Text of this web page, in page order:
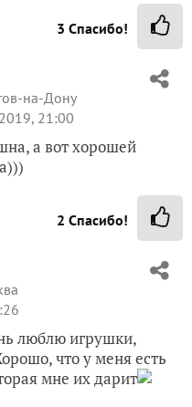
3 Спасибо!
на-Дону
21:00
а вот хорошей
2 Спасибо!
люблю игрушки,
что у меня есть
мне их дарит